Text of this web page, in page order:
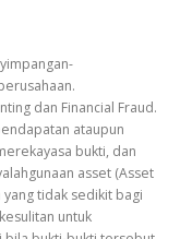
dan Financial Fraud.
ataupun
bukti, dan
asset (Asset
tidak sedikit bagi
untuk